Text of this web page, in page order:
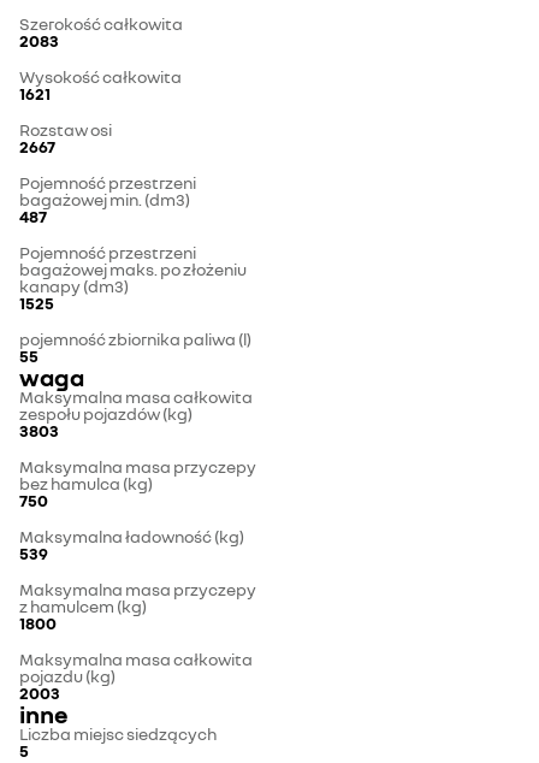
Szerokość całkowita
2083
Wysokość całkowita
1621
Rozstaw osi
2667
Pojemność przestrzeni
bagażowej min. (dm3)
487
Pojemność przestrzeni
bagażowej maks. po złożeniu
kanapy (dm3)
1525
pojemność zbiornika paliwa (l)
55
waga
Maksymalna masa całkowita
zespołu pojazdów (kg)
3803
Maksymalna masa przyczepy
bez hamulca (kg)
750
Maksymalna ładowność (kg)
539
Maksymalna masa przyczepy
z hamulcem (kg)
1800
Maksymalna masa całkowita
pojazdu (kg)
2003
inne
Liczba miejsc siedzących
5